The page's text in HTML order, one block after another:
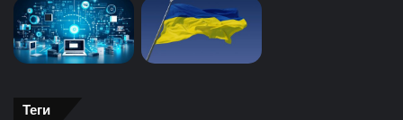
Теги